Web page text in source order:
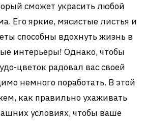
сможет украсить любой
Его яркие, мясистые листья и
способны вдохнуть жизнь в
интерьеры! Однако, чтобы
цветок радовал вас своей
немного поработать. В этой
как правильно ухаживать
условиях, чтобы ваше